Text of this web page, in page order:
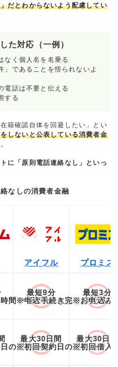
だとわからないよう配慮してい
た対応（一例）
なく個人名を名乗る
」であることを悟られないよ
電話は不要と伝える
する
籍確認自体を回避したい」とい
しないと公表している消費者金
に「原則電話連絡なし」といっ
なしの消費者金融
アイフル プロミス
間や審査状況によりご希望に
最短9分
※申込手続き完了時点から
最短3分
※お申込み
の翌日から
最大30日間
※初回契約日の翌日から
最大30日間
※初回借入